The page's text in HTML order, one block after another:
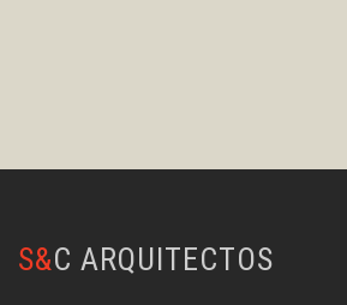
S&C ARQUITECTOS